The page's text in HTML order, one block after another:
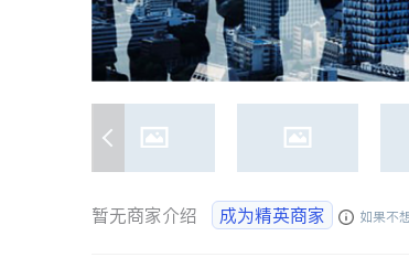
暂无商家介绍 成为精英商家 如果不